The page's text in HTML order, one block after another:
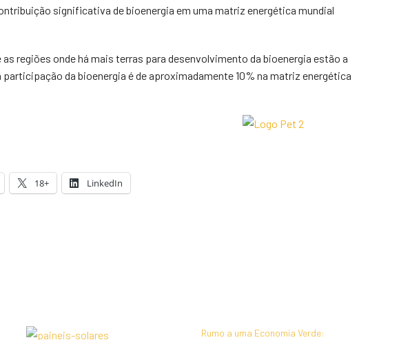
significativa de bioenergia em uma matriz energética mundial
regiões onde há mais terras para desenvolvimento da bioenergia estão a
participação da bioenergia é de aproximadamente 10% na matriz energética
18+ LinkedIn
Rumo a uma Economia Verde: